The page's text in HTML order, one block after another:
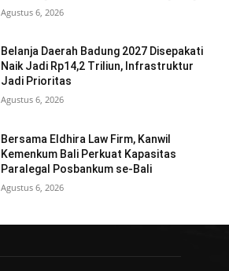
Agustus 6, 2026
Belanja Daerah Badung 2027 Disepakati
Naik Jadi Rp14,2 Triliun, Infrastruktur
Jadi Prioritas
Agustus 6, 2026
Bersama Eldhira Law Firm, Kanwil
Kemenkum Bali Perkuat Kapasitas
Paralegal Posbankum se-Bali
Agustus 6, 2026